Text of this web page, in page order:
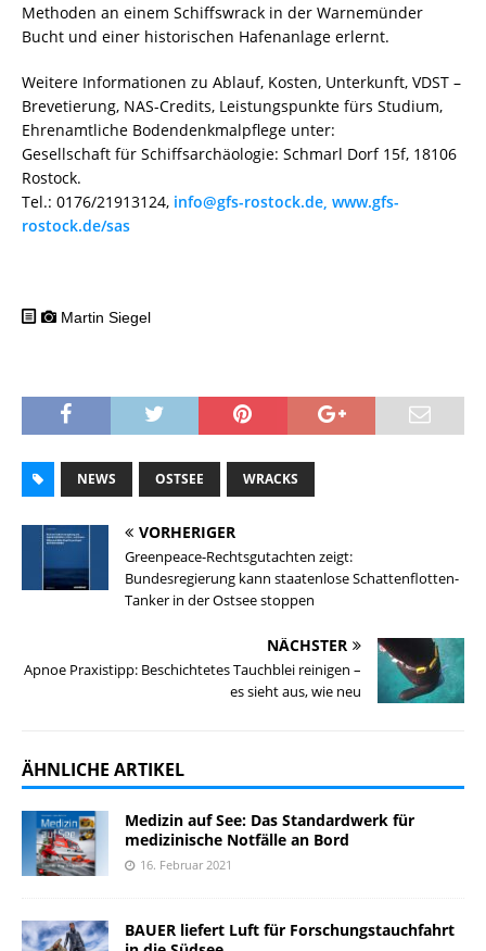
Methoden an einem Schiffswrack in der Warnemünder
Bucht und einer historischen Hafenanlage erlernt.
Weitere Informationen zu Ablauf, Kosten, Unterkunft, VDST –
Brevetierung, NAS-Credits, Leistungspunkte fürs Studium,
Ehrenamtliche Bodendenkmalpflege unter:
Gesellschaft für Schiffsarchäologie: Schmarl Dorf 15f, 18106
Rostock.
Tel.: 0176/21913124, info@gfs-rostock.de, www.gfs-
rostock.de/sas
Martin Siegel
NEWS OSTSEE WRACKS
VORHERIGER
Greenpeace-Rechtsgutachten zeigt:
Bundesregierung kann staatenlose Schattenflotten-
Tanker in der Ostsee stoppen
NÄCHSTER
Apnoe Praxistipp: Beschichtetes Tauchblei reinigen –
es sieht aus, wie neu
ÄHNLICHE ARTIKEL
Medizin auf See: Das Standardwerk für
medizinische Notfälle an Bord
16. Februar 2021
BAUER liefert Luft für Forschungstauchfahrt